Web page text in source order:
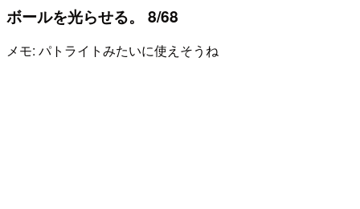
ボールを光らせる。 8/68
メモ: パトライトみたいに使えそうね